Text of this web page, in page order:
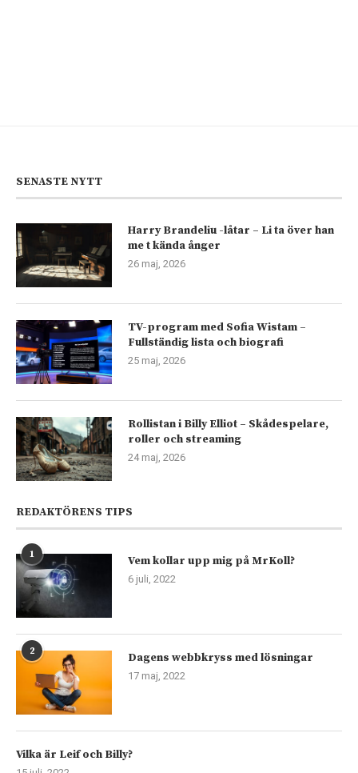
SENASTE NYTT
Harry Brandeliu -låtar – Li ta över han
me t kända ånger
26 maj, 2026
TV-program med Sofia Wistam –
Fullständig lista och biografi
25 maj, 2026
Rollistan i Billy Elliot – Skådespelare,
roller och streaming
24 maj, 2026
REDAKTÖRENS TIPS
1 Vem kollar upp mig på MrKoll?
6 juli, 2022
2 Dagens webbkryss med lösningar
17 maj, 2022
Vilka är Leif och Billy?